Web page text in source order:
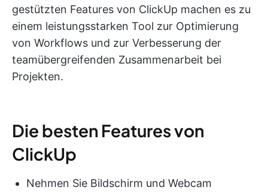
gestützten Features von ClickUp machen es zu
einem leistungsstarken Tool zur Optimierung
von Workflows und zur Verbesserung der
teamübergreifenden Zusammenarbeit bei
Projekten.
Die besten Features von
ClickUp
Nehmen Sie Bildschirm und Webcam